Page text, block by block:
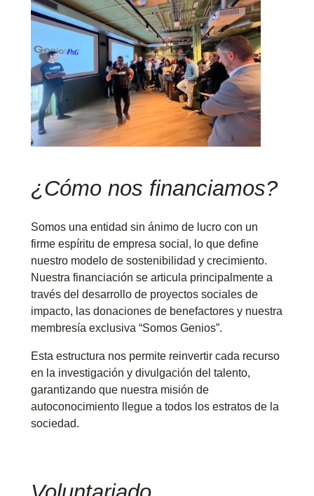
¿Cómo nos financiamos?
Somos una entidad sin ánimo de lucro con un
firme espíritu de empresa social, lo que define
nuestro modelo de sostenibilidad y crecimiento.
Nuestra financiación se articula principalmente a
través del desarrollo de proyectos sociales de
impacto, las donaciones de benefactores y nuestra
membresía exclusiva “Somos Genios”.
Esta estructura nos permite reinvertir cada recurso
en la investigación y divulgación del talento,
garantizando que nuestra misión de
autoconocimiento llegue a todos los estratos de la
sociedad.